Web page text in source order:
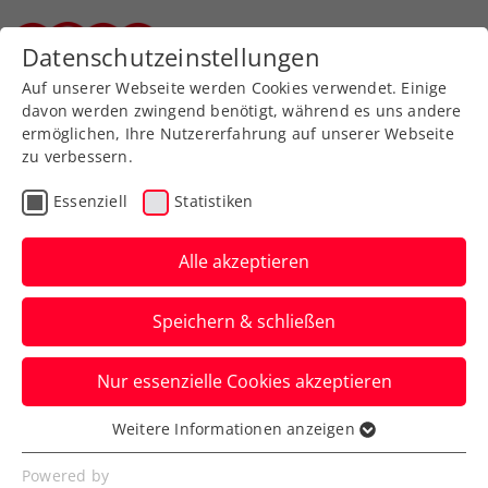
Zurück zur Newsübersicht
WTA
Upper Austria Ladies
Linz: Kraus beendet
Österreicherinnen-Fluch
Die heimische Nummer eins gewinnt als
erste ÖTV-Dame seit 2013 ein
Einzelmatch beim WTA-Heimturnier.
Verfasst von: Presseaussendung / Redaktion, 26.01.2025
Datenschutzeinstellungen
Auf unserer Webseite werden Cookies verwendet. Einige
davon werden zwingend benötigt, während es uns andere
ermöglichen, Ihre Nutzererfahrung auf unserer Webseite
zu verbessern.
Essenziell Statistiken
Alle akzeptieren
Speichern & schließen
Nur essenzielle Cookies akzeptieren
Essenziell
Essenzielle Cookies werden für grundlegende
Weitere Informationen anzeigen
Powered by